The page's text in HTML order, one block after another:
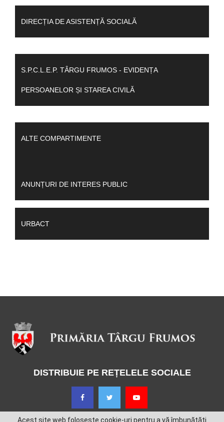
DIRECȚIA DE ASISTENȚĂ SOCIALĂ
S.P.C.L.E.P. TÂRGU FRUMOS - EVIDENȚA
PERSOANELOR ȘI STAREA CIVILĂ
ALTE COMPARTIMENTE
ANUNȚURI DE INTERES PUBLIC
URBACT
DISTRIBUIE PE REȚELELE SOCIALE
Acest site web folosește cookie-uri pentru a vă îmbunătăți